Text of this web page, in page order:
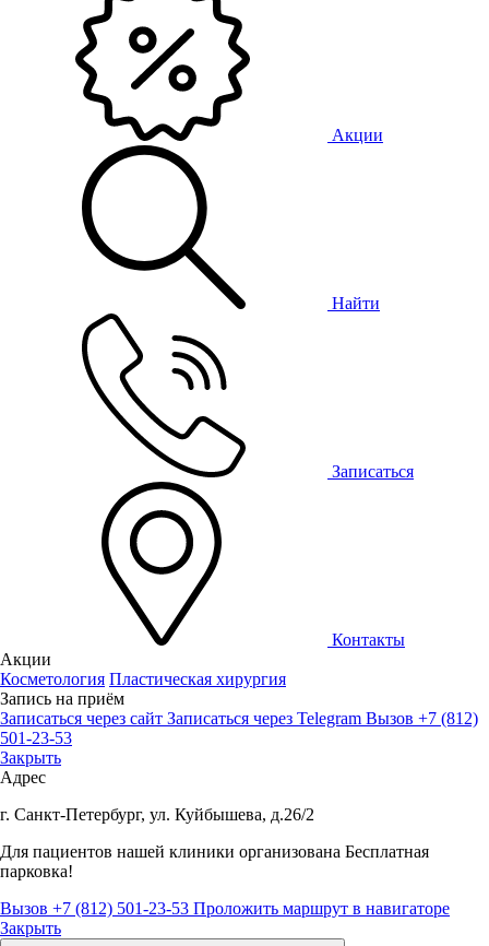
Акции
Найти
Записаться
Контакты
Акции
Косметология Пластическая хирургия
Запись на приём
Записаться через сайт Записаться через Telegram Вызов +7 (812)
501-23-53
Закрыть
Адрес
г. Санкт-Петербург, ул. Куйбышева, д.26/2
Для пациентов нашей клиники организована Бесплатная
парковка!
Вызов +7 (812) 501-23-53 Проложить маршрут в навигаторе
Закрыть